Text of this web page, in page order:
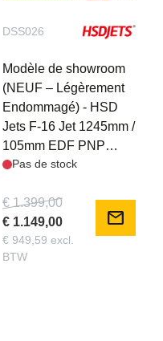
DSS026
Modèle de showroom
(NEUF – Légèrement
Endommagé) - HSD
Jets F-16 Jet 1245mm /
105mm EDF PNP
Rouge/Blanc
Pas de stock
€ 1.399,00
€ 1.149,00
€ 949,59 excl.
BTW
mail